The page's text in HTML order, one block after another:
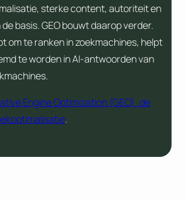
sterke content, autoriteit en
basis. GEO bouwt daarop verder.
om te ranken in zoekmachines, helpt
te worden in AI-antwoorden van
Engine Optimization (GEO): de
.